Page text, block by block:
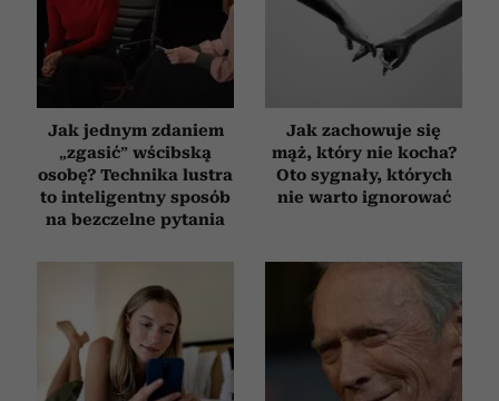
Jak jednym zdaniem
„zgasić” wścibską
osobę? Technika lustra
to inteligentny sposób
na bezczelne pytania
Jak zachowuje się
mąż, który nie kocha?
Oto sygnały, których
nie warto ignorować